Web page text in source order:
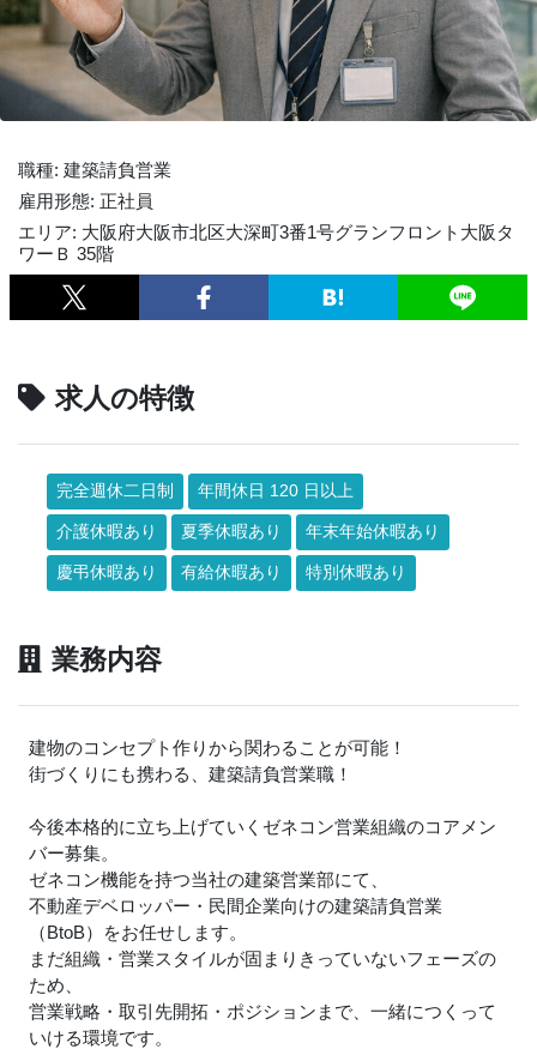
職種: 建築請負営業
雇用形態: 正社員
エリア: 大阪府大阪市北区大深町3番1号グランフロント大阪タ
ワーＢ 35階
求人の特徴
完全週休二日制 年間休日 120 日以上
介護休暇あり 夏季休暇あり 年末年始休暇あり
慶弔休暇あり 有給休暇あり 特別休暇あり
業務内容
建物のコンセプト作りから関わることが可能！
街づくりにも携わる、建築請負営業職！
今後本格的に立ち上げていくゼネコン営業組織のコアメン
バー募集。
ゼネコン機能を持つ当社の建築営業部にて、
不動産デベロッパー・民間企業向けの建築請負営業
（BtoB）をお任せします。
まだ組織・営業スタイルが固まりきっていないフェーズの
ため、
営業戦略・取引先開拓・ポジションまで、一緒につくって
いける環境です。